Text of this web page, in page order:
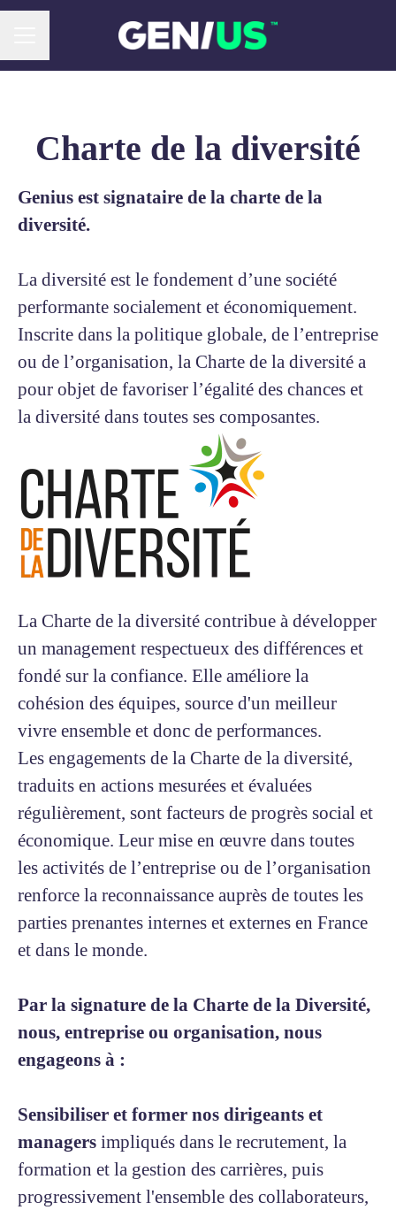
Charte de la diversité
Genius est signataire de la charte de la
diversité.
La diversité est le fondement d’une société
performante socialement et économiquement.
Inscrite dans la politique globale, de l’entreprise
ou de l’organisation, la Charte de la diversité a
pour objet de favoriser l’égalité des chances et
la diversité dans toutes ses composantes.
La Charte de la diversité contribue à développer
un management respectueux des différences et
fondé sur la confiance. Elle améliore la
cohésion des équipes, source d'un meilleur
vivre ensemble et donc de performances.
Les engagements de la Charte de la diversité,
traduits en actions mesurées et évaluées
régulièrement, sont facteurs de progrès social et
économique. Leur mise en œuvre dans toutes
les activités de l’entreprise ou de l’organisation
renforce la reconnaissance auprès de toutes les
parties prenantes internes et externes en France
et dans le monde.
Par la signature de la Charte de la Diversité,
nous, entreprise ou organisation, nous
engageons à :
Sensibiliser et former nos dirigeants et
managers impliqués dans le recrutement, la
formation et la gestion des carrières, puis
progressivement l'ensemble des collaborateurs,